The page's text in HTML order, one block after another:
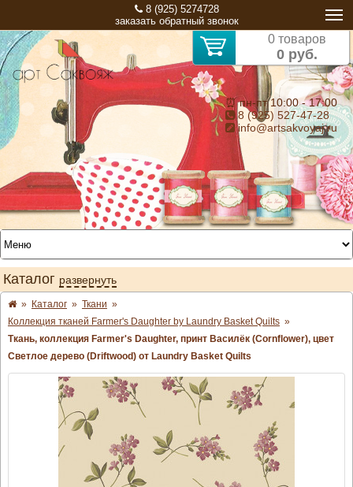
8 (925) 5274728
заказать обратный звонок
0 товаров
0 руб.
⏰ пн-пт 10:00 - 17:00
8 (925) 527-47-28
info@artsakvoyaj.ru
Каталог развернуть
» Каталог » Ткани »
Коллекция тканей Farmer's Daughter by Laundry Basket Quilts »
Ткань, коллекция Farmer's Daughter, принт Василёк (Cornflower), цвет
Светлое дерево (Driftwood) от Laundry Basket Quilts